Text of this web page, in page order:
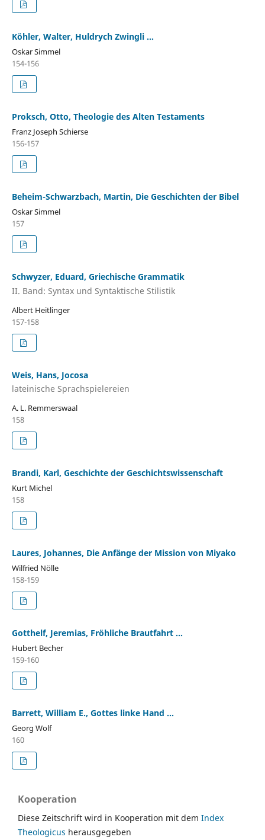
Köhler, Walter, Huldrych Zwingli ...
Oskar Simmel
154-156
Proksch, Otto, Theologie des Alten Testaments
Franz Joseph Schierse
156-157
Beheim-Schwarzbach, Martin, Die Geschichten der Bibel
Oskar Simmel
157
Schwyzer, Eduard, Griechische Grammatik
II. Band: Syntax und Syntaktische Stilistik
Albert Heitlinger
157-158
Weis, Hans, Jocosa
lateinische Sprachspielereien
A. L. Remmerswaal
158
Brandi, Karl, Geschichte der Geschichtswissenschaft
Kurt Michel
158
Laures, Johannes, Die Anfänge der Mission von Miyako
Wilfried Nölle
158-159
Gotthelf, Jeremias, Fröhliche Brautfahrt ...
Hubert Becher
159-160
Barrett, William E., Gottes linke Hand ...
Georg Wolf
160
Kooperation
Diese Zeitschrift wird in Kooperation mit dem Index
Theologicus herausgegeben